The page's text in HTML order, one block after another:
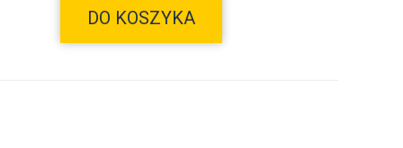
DO KOSZYKA